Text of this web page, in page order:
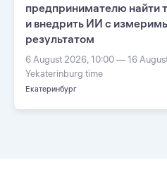
предпринимателю найти
и внедрить ИИ с
результатом
6 August 2026, 10:00 — 16
Yekaterinburg time
Екатеринбург